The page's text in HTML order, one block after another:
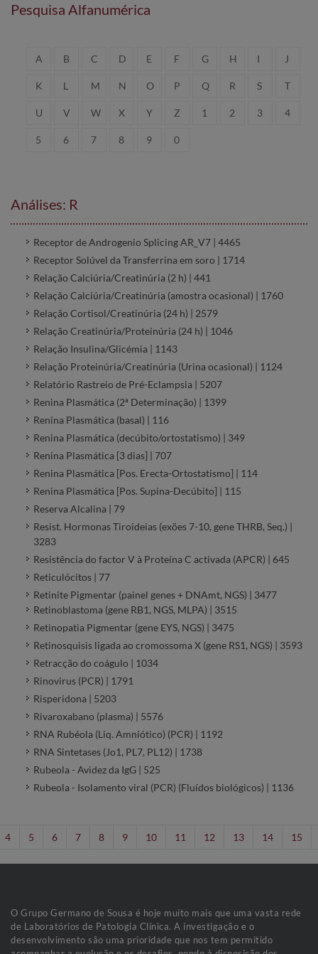
Pesquisa Alfanumérica
A B C D E F G H I J
K L M N O P Q R S T
U V W X Y Z 1 2 3 4
5 6 7 8 9 0
Análises: R
Receptor de Androgenio Splicing AR_V7 | 4465
Receptor Solúvel da Transferrina em soro | 1714
Relação Calciúria/Creatinúria (2 h) | 441
Relação Calciúria/Creatinúria (amostra ocasional) | 1760
Relação Cortisol/Creatinúria (24 h) | 2579
Relação Creatinúria/Proteinúria (24 h) | 1046
Relação Insulina/Glicémia | 1143
Relação Proteinúria/Creatinúria (Urina ocasional) | 1124
Relatório Rastreio de Pré-Eclampsia | 5207
Renina Plasmática (2ª Determinação) | 1399
Renina Plasmática (basal) | 116
Renina Plasmática (decúbito/ortostatismo) | 349
Renina Plasmática [3 dias] | 707
Renina Plasmática [Pos. Erecta-Ortostatismo] | 114
Renina Plasmática [Pos. Supina-Decúbito] | 115
Reserva Alcalina | 79
Resist. Hormonas Tiroideias (exões 7-10, gene THRB, Seq.) |
3283
Resistência do factor V à Proteína C activada (APCR) | 645
Reticulócitos | 77
Retinite Pigmentar (painel genes + DNAmt, NGS) | 3477
Retinoblastoma (gene RB1, NGS, MLPA) | 3515
Retinopatia Pigmentar (gene EYS, NGS) | 3475
Retinosquisis ligada ao cromossoma X (gene RS1, NGS) | 3593
Retracção do coágulo | 1034
Rinovirus (PCR) | 1791
Risperidona | 5203
Rivaroxabano (plasma) | 5576
RNA Rubéola (Liq. Amniótico) (PCR) | 1192
RNA Sintetases (Jo1, PL7, PL12) | 1738
Rubeola - Avidez da IgG | 525
Rubeola - Isolamento viral (PCR) (Fluídos biológicos) | 1136
4 5 6 7 8 9 10 11 12 13 14 15
O Grupo Germano de Sousa é hoje muito mais que uma vasta rede
de Laboratórios de Patologia Clínica. A investigação e o
desenvolvimento são uma prioridade que nos tem permitido